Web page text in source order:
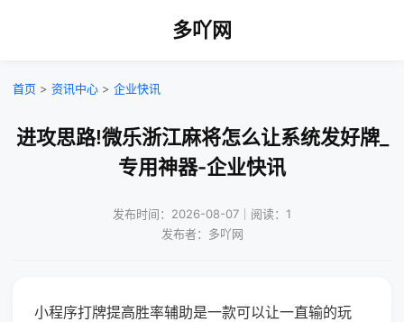
多吖网
首页 > 资讯中心 > 企业快讯
进攻思路!微乐浙江麻将怎么让系统发好牌_
专用神器-企业快讯
发布时间：2026-08-07｜阅读：1
发布者：多吖网
小程序打牌提高胜率辅助是一款可以让一直输的玩